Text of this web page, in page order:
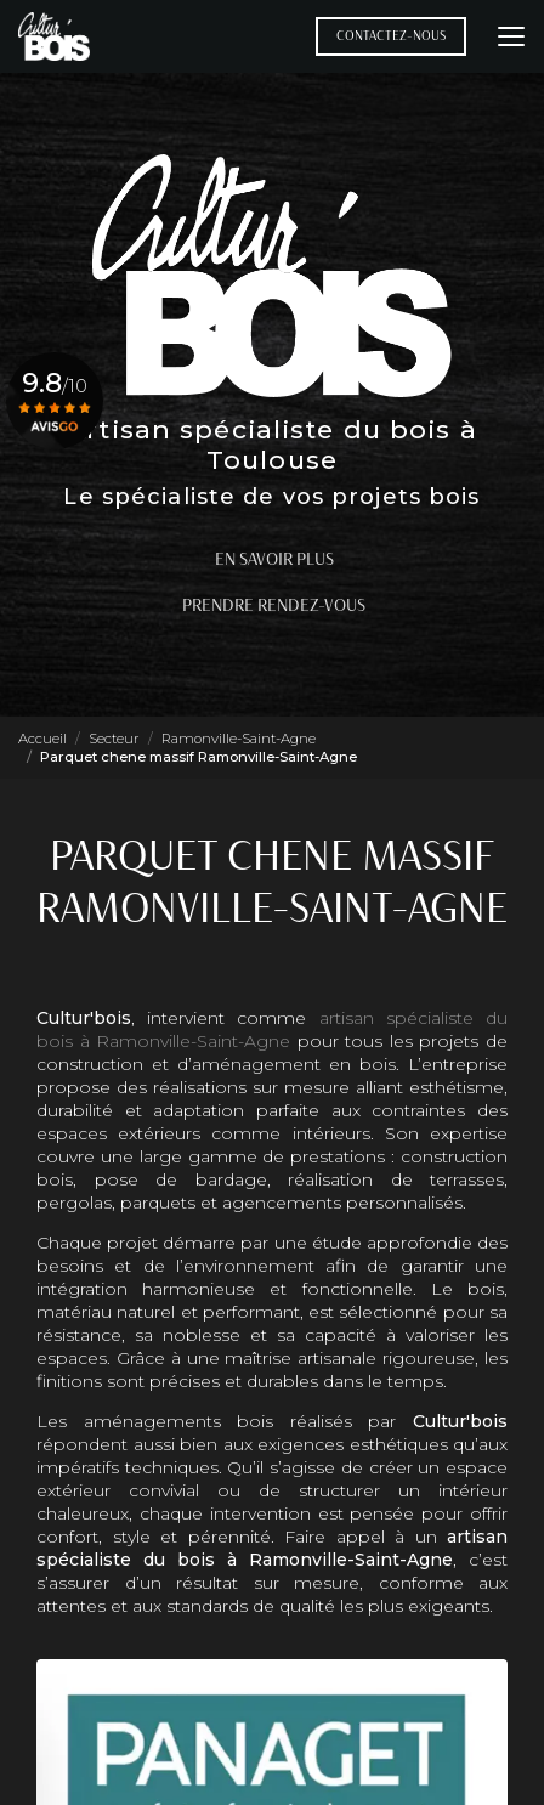
Aller
au
contenu
CONTACTEZ-NOUS
Artisan spécialiste du bois à
Toulouse
Le spécialiste de vos projets bois
EN SAVOIR PLUS
PRENDRE RENDEZ-VOUS
9.8/10
Accueil Secteur
Ramonville-Saint-Agne
Parquet chene massif Ramonville-Saint-Agne
PARQUET CHENE MASSIF
RAMONVILLE-SAINT-AGNE
Cultur'bois, intervient comme artisan spécialiste du
bois à Ramonville-Saint-Agne pour tous les projets de
construction et d’aménagement en bois. L’entreprise
propose des réalisations sur mesure alliant esthétisme,
durabilité et adaptation parfaite aux contraintes des
espaces extérieurs comme intérieurs. Son expertise
couvre une large gamme de prestations : construction
bois, pose de bardage, réalisation de terrasses,
pergolas, parquets et agencements personnalisés.
Chaque projet démarre par une étude approfondie des
besoins et de l’environnement afin de garantir une
intégration harmonieuse et fonctionnelle. Le bois,
matériau naturel et performant, est sélectionné pour sa
résistance, sa noblesse et sa capacité à valoriser les
espaces. Grâce à une maîtrise artisanale rigoureuse, les
finitions sont précises et durables dans le temps.
Les aménagements bois réalisés par Cultur'bois
répondent aussi bien aux exigences esthétiques qu’aux
impératifs techniques. Qu’il s’agisse de créer un espace
extérieur convivial ou de structurer un intérieur
chaleureux, chaque intervention est pensée pour offrir
confort, style et pérennité. Faire appel à un artisan
spécialiste du bois à Ramonville-Saint-Agne, c’est
s’assurer d’un résultat sur mesure, conforme aux
attentes et aux standards de qualité les plus exigeants.